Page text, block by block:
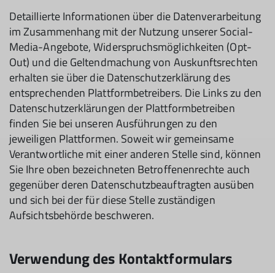
Detaillierte Informationen über die Datenverarbeitung
im Zusammenhang mit der Nutzung unserer Social-
Media-Angebote, Widerspruchsmöglichkeiten (Opt-
Out) und die Geltendmachung von Auskunftsrechten
erhalten sie über die Datenschutzerklärung des
entsprechenden Plattformbetreibers. Die Links zu den
Datenschutzerklärungen der Plattformbetreiben
finden Sie bei unseren Ausführungen zu den
jeweiligen Plattformen. Soweit wir gemeinsame
Verantwortliche mit einer anderen Stelle sind, können
Sie Ihre oben bezeichneten Betroffenenrechte auch
gegenüber deren Datenschutzbeauftragten ausüben
und sich bei der für diese Stelle zuständigen
Aufsichtsbehörde beschweren.
Verwendung des Kontaktformulars